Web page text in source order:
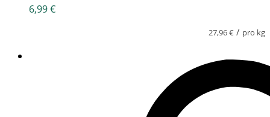
6,99€
27,96€ / pro kg